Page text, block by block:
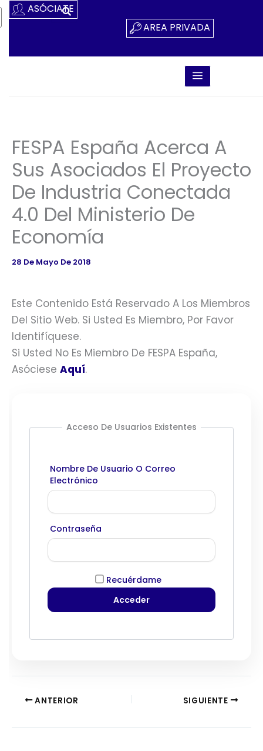
Ir
Al
ASÓCIATE
AREA PRIVADA
FESPA España Acerca A
Sus Asociados El Proyecto
De Industria Conectada
4.0 Del Ministerio De
Economía
28 De Mayo De 2018
Este Contenido Está Reservado A Los Miembros
Del Sitio Web. Si Usted Es Miembro, Por Favor
Identifíquese.
Si Usted No Es Miembro De FESPA España,
Asóciese Aquí.
Acceso De Usuarios Existentes
Nombre De Usuario O Correo
Electrónico
Contraseña
Recuérdame
ANTERIOR SIGUIENTE